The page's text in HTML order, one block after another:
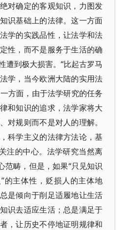
对确定的客观知识，力图发
识基础上的法律。这一方面
学的实践品性，让法学和法
性，而不是服务于生活的确
遭到极大损害。“比起古罗马
学，当今欧洲大陆的实用法
方面，由于法学研究的任务
和知识的追求，法学家将大
对规则而不是对人的理解。
科学主义的法律方法论，基
注的中心。法学研究当然离
范畴，但是，如果“只见知识
的主体性，贬损人的主体地
是倾向于削足适履地让生活
识去适应生活；总是满足于
，让历史不停地证明规律和